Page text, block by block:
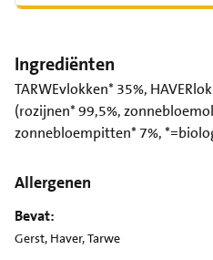
Ingrediënten
TARWEvlokken* 35%,
(rozijnen* 99,5%,
zonnebloempitten* 7%,
Allergenen
Bevat:
Gerst, Haver, Tarwe